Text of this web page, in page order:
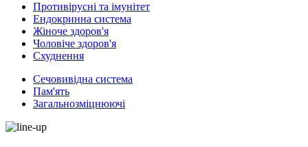
Противірусні та імунітет
Ендокринна система
Жіноче здоров'я
Чоловіче здоров'я
Схуднення
Сечовивідна система
Пам'ять
Загальнозміцнюючі